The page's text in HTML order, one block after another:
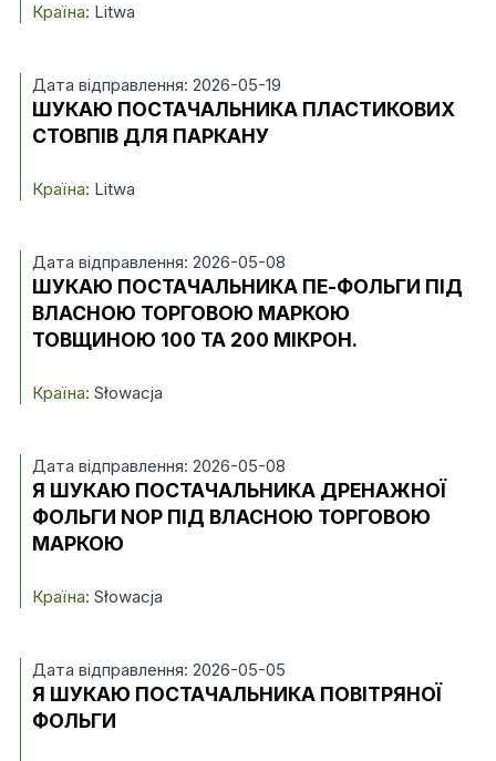
Країна: Litwa
Дата відправлення: 2026-05-19
ШУКАЮ ПОСТАЧАЛЬНИКА ПЛАСТИКОВИХ
СТОВПІВ ДЛЯ ПАРКАНУ
Країна: Litwa
Дата відправлення: 2026-05-08
ШУКАЮ ПОСТАЧАЛЬНИКА ПЕ-ФОЛЬГИ ПІД
ВЛАСНОЮ ТОРГОВОЮ МАРКОЮ
ТОВЩИНОЮ 100 ТА 200 МІКРОН.
Країна: Słowacja
Дата відправлення: 2026-05-08
Я ШУКАЮ ПОСТАЧАЛЬНИКА ДРЕНАЖНОЇ
ФОЛЬГИ NOP ПІД ВЛАСНОЮ ТОРГОВОЮ
МАРКОЮ
Країна: Słowacja
Дата відправлення: 2026-05-05
Я ШУКАЮ ПОСТАЧАЛЬНИКА ПОВІТРЯНОЇ
ФОЛЬГИ